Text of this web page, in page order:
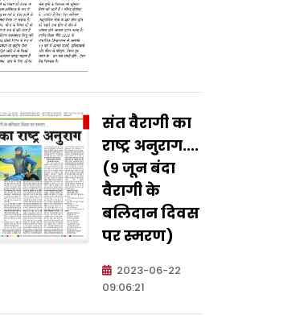
संत वैरागी का
राष्ट्र अनुराग....
(९ जून बंदा
वैरागी के
बलिदान दिवस
पर स्मरण)
2023-06-22
09:06:21